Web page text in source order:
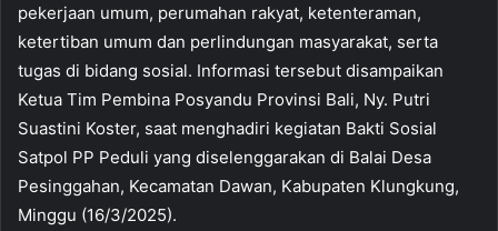
pekerjaan umum, perumahan rakyat, ketenteraman,
ketertiban umum dan perlindungan masyarakat, serta
tugas di bidang sosial. Informasi tersebut disampaikan
Ketua Tim Pembina Posyandu Provinsi Bali, Ny. Putri
Suastini Koster, saat menghadiri kegiatan Bakti Sosial
Satpol PP Peduli yang diselenggarakan di Balai Desa
Pesinggahan, Kecamatan Dawan, Kabupaten Klungkung,
Minggu (16/3/2025).